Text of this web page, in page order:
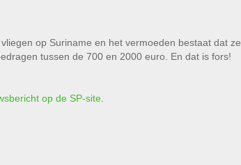
op Suriname en het vermoeden bestaat dat ze
tussen de 700 en 2000 euro. En dat is fors!
op de SP-site.